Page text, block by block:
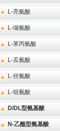
L-亮氨酸
L-缬氨酸
L-苯丙氨酸
L-瓜氨酸
L-丝氨酸
L-组氨酸
D/DL型氨基酸
N-乙酰型氨基酸